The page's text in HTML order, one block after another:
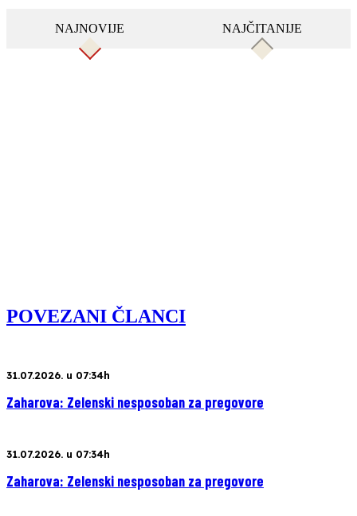
NAJNOVIJE NAJČITANIJE
POVEZANI ČLANCI
31.07.2026. u 07:34h
Zaharova: Zelenski nesposoban za pregovore
31.07.2026. u 07:34h
Zaharova: Zelenski nesposoban za pregovore